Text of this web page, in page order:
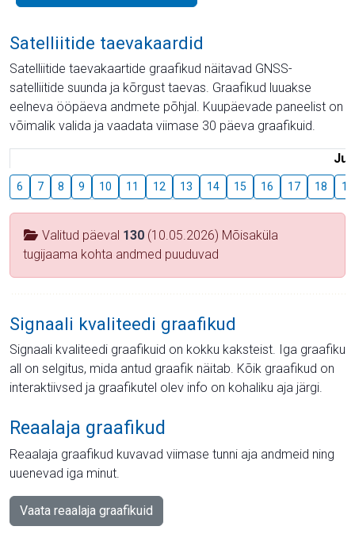
Satelliitide taevakaardid
Satelliitide taevakaartide graafikud näitavad GNSS-
satelliitide suunda ja kõrgust taevas. Graafikud luuakse
eelneva ööpäeva andmete põhjal. Kuupäevade paneelist on
võimalik valida ja vaadata viimase 30 päeva graafikuid.
6 7 8 9 10 11 12 13 14 15 16 17 18 19
Valitud päeval 130 (10.05.2026) Mõisaküla
tugijaama kohta andmed puuduvad
Signaali kvaliteedi graafikud
Signaali kvaliteedi graafikuid on kokku kaksteist. Iga graafiku
all on selgitus, mida antud graafik näitab. Kõik graafikud on
interaktiivsed ja graafikutel olev info on kohaliku aja järgi.
Reaalaja graafikud
Reaalaja graafikud kuvavad viimase tunni aja andmeid ning
uuenevad iga minut.
Vaata reaalaja graafikuid